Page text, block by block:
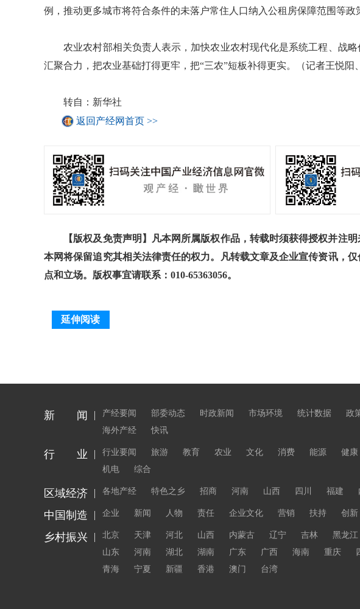
例，推动更多城市将符合条件的未落户常住人口纳入公租房保障范围等政
农业农村部相关负责人表示，加快农业农村现代化是系统工程、战略
汇聚合力，把农业基础打得更牢，把“三农”短板补得更实。（记者王悦阳
转自：新华社
返回产经网首页 >>
【版权及免责声明】凡本网所属版权作品，转载时须获得授权并注明
本网将保留追究其相关法律责任的权力。凡转载文章及企业宣传资讯，
点和立场。版权事宜请联系：010-65363056。
延伸阅读
新 闻 产经要闻 部委动态 时政新闻 市场环境 统计数据 政
海外产经
快讯
行 业 行业要闻 旅游 教育 农业 文化 消费 能源 健康
机电
综合
区域经济 各地产经 特色之乡 招商 河南 山西 四川 福建
中国制造 企业 新闻 人物 责任 企业文化 营销 扶持 创新
乡村振兴 北京 天津 河北 山西 内蒙古 辽宁 吉林 黑龙江
山东
河南 湖北 湖南 广东 广西 海南 重庆
青海
宁夏 新疆 香港 澳门 台湾